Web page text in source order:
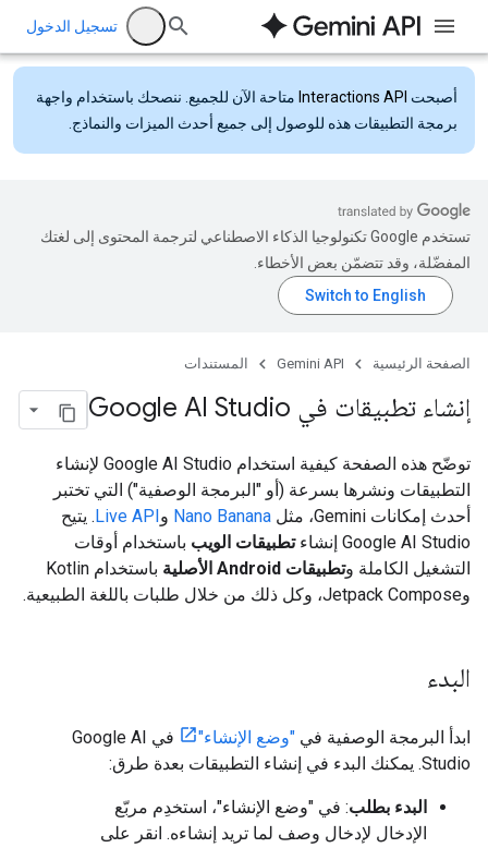
تسجيل الدخول
أصبحت Interactions API متاحة الآن للجميع. ننصحك باستخدام واجهة
برمجة التطبيقات هذه للوصول إلى جميع أحدث الميزات والنماذج.
تستخدم Google تكنولوجيا الذكاء الاصطناعي لترجمة المحتوى إلى لغتك
المفضّلة، وقد تتضمّن بعض الأخطاء.
الصفحة الرئيسية Gemini API المستندات
إنشاء تطبيقات في Google AI Studio
توضّح هذه الصفحة كيفية استخدام Google AI Studio لإنشاء
التطبيقات ونشرها بسرعة (أو "البرمجة الوصفية") التي تختبر
أحدث إمكانات Gemini، مثل
Nano Banana وLive API. يتيح
Google AI Studio إنشاء
تطبيقات الويب باستخدام أوقات
التشغيل الكاملة وتطبيقات Android الأصلية
باستخدام Kotlin
وJetpack Compose، وكل ذلك من خلال طلبات باللغة الطبيعية.
البدء
ابدأ البرمجة الوصفية في "وضع الإنشاء"
في Google AI
Studio. يمكنك البدء في إنشاء التطبيقات بعدة طرق:
البدء بطلب: في "وضع الإنشاء"، استخدِم مربّع
الإدخال لإدخال وصف لما تريد إنشاءه. انقر على